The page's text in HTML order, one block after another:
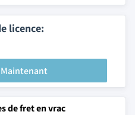
licence:
de fret en vrac